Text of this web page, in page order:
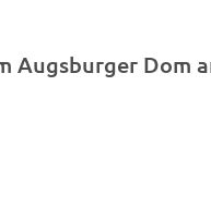
Augsburger Dom